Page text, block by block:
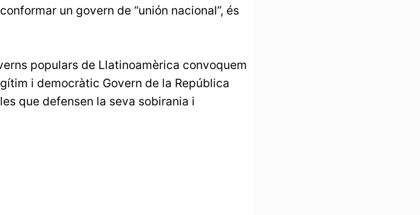
un govern de “unión nacional”, és
populars de Llatinoamèrica convoquem
i democràtic Govern de la República
que defensen la seva sobirania i